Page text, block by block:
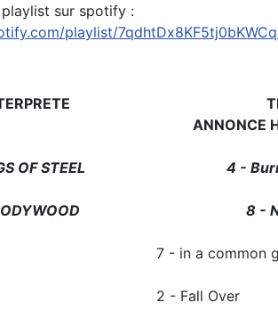
sur spotify :
playlist/
ANNONCE
OF STEEL 4 -
8 -
7 - in a common
2 - Fall Over